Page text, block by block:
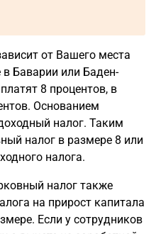
от Вашего места
Баварии или Баден-
8 процентов, в
Основанием
налог. Таким
налог в размере 8 или
налога.
налог также
на прирост капитала
Если у сотрудников